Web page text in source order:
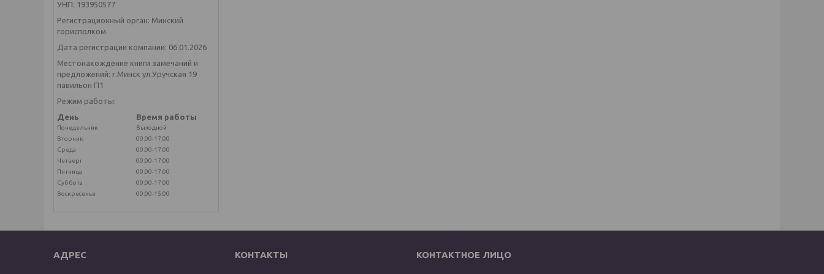
УНП: 193950577
Регистрационный орган: Минский
горисполком
Дата регистрации компании: 06.01.2026
Местонахождение книги замечаний и
предложений: г.Минск ул.Уручская 19
павильон П1
Режим работы:
День
Время работы
Понедельник
Выходной
Вторник
09:00-17:00
Среда
09:00-17:00
Четверг
09:00-17:00
Пятница
09:00-17:00
Суббота
09:00-17:00
Воскресенье
09:00-15:00